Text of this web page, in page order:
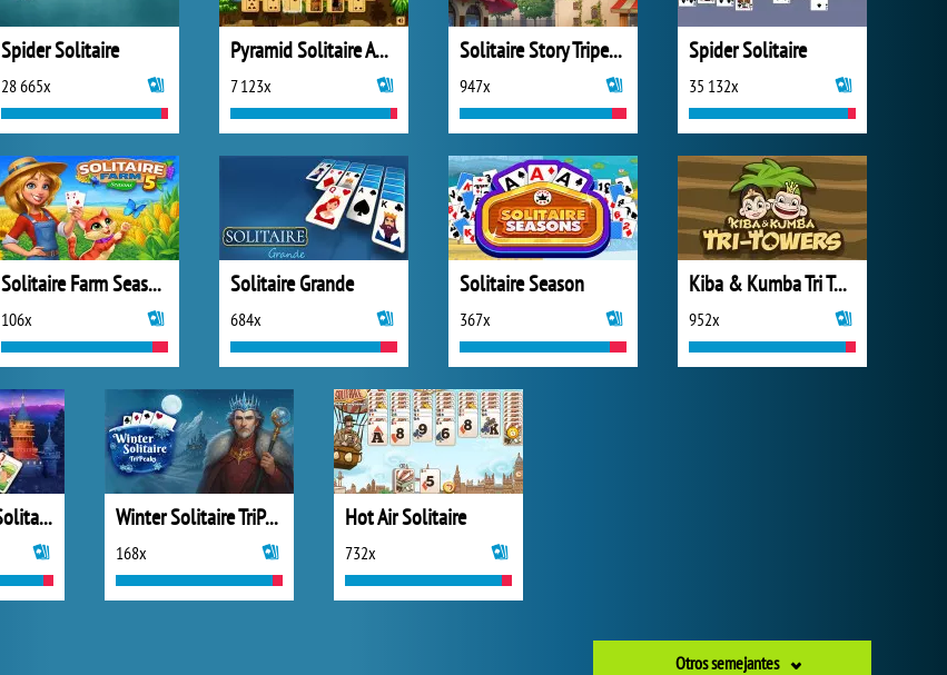
Spider Solitaire
28 665x
Pyramid Solitaire Ancient Egypt
7 123x
Solitaire Story Tripeaks 2
947x
Spider Solitaire
35 132x
Solitaire Farm Seasons 5
106x
Solitaire Grande
684x
Solitaire Season
367x
Kiba & Kumba Tri Towers Solitaire
952x
Magic Towers Solitaire Winter Solitaire TriPeaks
168x
Hot Air Solitaire
732x
Otros semejantes